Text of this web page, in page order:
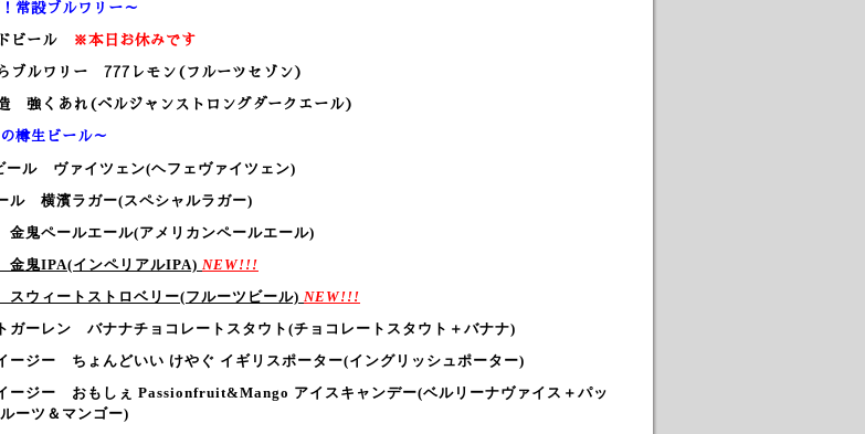
常設ブルワリー～
ビール ※本日お休みです
ブルワリー 777レモン (フルーツセゾン)
強くあれ (ベルジャンストロングダークエール)
樽生ビール～
ール ヴァイツェン(ヘフェヴァイツェン)
ル 横濱ラガー(スペシャルラガー)
鬼ペールエール(アメリカンペールエール)
金鬼IPA(インペリアルIPA) NEW!!!
ウィートストロベリー(フルーツビール) NEW!!!
ガーレン バナナチョコレートスタウト (チョコレートスタウト＋バナナ)
ージー ちょんどいい けやぐ イギリスポーター(イングリッシュポーター)
ージー おもしぇ Passionfruit&Mango アイスキャンデー(ベルリーナヴァイス＋パッ
ーツ＆マンゴー)